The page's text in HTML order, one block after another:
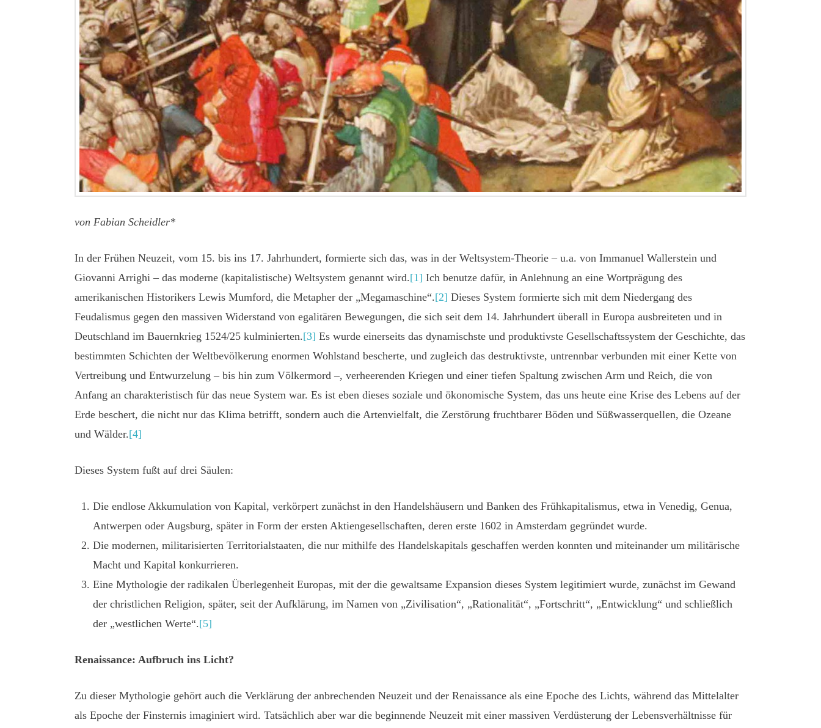
von Fabian Scheidler*
In der Frühen Neuzeit, vom 15. bis ins 17. Jahrhundert, formierte sich das, was in der Weltsystem-Theorie – u.a. von Immanuel Wallerstein und
Giovanni Arrighi – das moderne (kapitalistische) Weltsystem genannt wird.[1] Ich benutze dafür, in Anlehnung an eine Wortprägung des
amerikanischen Historikers Lewis Mumford, die Metapher der „Megamaschine“.[2] Dieses System formierte sich mit dem Niedergang des
Feudalismus gegen den massiven Widerstand von egalitären Bewegungen, die sich seit dem 14. Jahrhundert überall in Europa ausbreiteten und in
Deutschland im Bauernkrieg 1524/25 kulminierten.[3] Es wurde einerseits das dynamischste und produktivste Gesellschaftssystem der Geschichte, das
bestimmten Schichten der Weltbevölkerung enormen Wohlstand bescherte, und zugleich das destruktivste, untrennbar verbunden mit einer Kette von
Vertreibung und Entwurzelung – bis hin zum Völkermord –, verheerenden Kriegen und einer tiefen Spaltung zwischen Arm und Reich, die von
Anfang an charakteristisch für das neue System war. Es ist eben dieses soziale und ökonomische System, das uns heute eine Krise des Lebens auf der
Erde beschert, die nicht nur das Klima betrifft, sondern auch die Artenvielfalt, die Zerstörung fruchtbarer Böden und Süßwasserquellen, die Ozeane
und Wälder.[4]
Dieses System fußt auf drei Säulen:
Die endlose Akkumulation von Kapital, verkörpert zunächst in den Handelshäusern und Banken des Frühkapitalismus, etwa in Venedig, Genua,
Antwerpen oder Augsburg, später in Form der ersten Aktiengesellschaften, deren erste 1602 in Amsterdam gegründet wurde.
Die modernen, militarisierten Territorialstaaten, die nur mithilfe des Handelskapitals geschaffen werden konnten und miteinander um militärische
Macht und Kapital konkurrieren.
Eine Mythologie der radikalen Überlegenheit Europas, mit der die gewaltsame Expansion dieses System legitimiert wurde, zunächst im Gewand
der christlichen Religion, später, seit der Aufklärung, im Namen von „Zivilisation“, „Rationalität“, „Fortschritt“, „Entwicklung“ und schließlich
der „westlichen Werte“.[5]
Renaissance: Aufbruch ins Licht?
Zu dieser Mythologie gehört auch die Verklärung der anbrechenden Neuzeit und der Renaissance als eine Epoche des Lichts, während das Mittelalter
als Epoche der Finsternis imaginiert wird. Tatsächlich aber war die beginnende Neuzeit mit einer massiven Verdüsterung der Lebensverhältnisse für